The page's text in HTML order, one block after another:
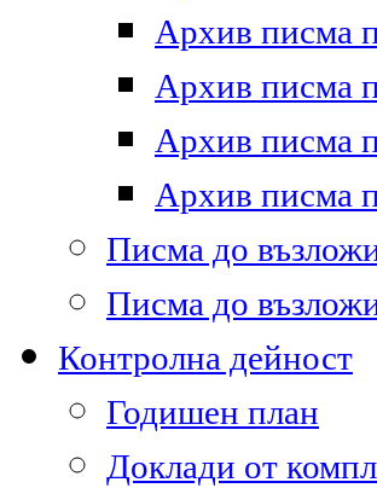
Архив писма
Архив писма
Архив писма
Архив писма
Писма до
Писма до
Контролна дейност
Годишен план
Доклади от